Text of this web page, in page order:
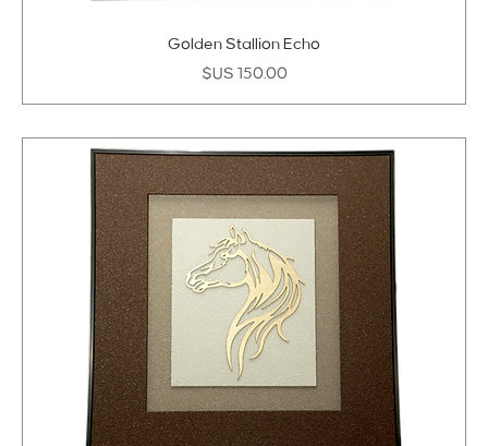
Golden Stallion Echo
السعر‏150.00 US$